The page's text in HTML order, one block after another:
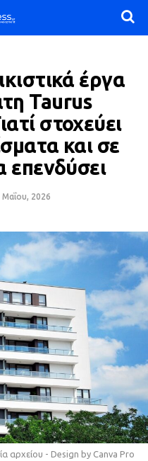
έργα
Taurus
στοχεύει
και σε
επενδύσει
Μαΐου, 2026
αρχείου - Design by Canva Pro